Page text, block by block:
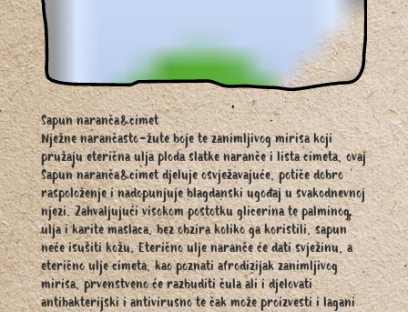
Sapun naranča&cimet
Nježne narančasto-žute boje te zanimljivog mirisa koji
pružaju eterična ulja ploda slatke naranče i lista cimeta, ovaj
Sapun naranča&cimet djeluje osvježavajuće, potiče dobro
raspoloženje i nadopunjuje blagdanski ugođaj u svakodnevnoj
njezi. Zahvaljujući visokom postotku glicerina te palminog
ulja i karite maslaca, bez obzira koliko ga koristili, sapun
neće isušiti kožu. Eterično ulje naranče će dati svježinu, a
eterično ulje cimeta, kao poznati afrodizijak zanimljivog
mirisa, prvenstveno će razbuditi čula ali i djelovati
antibakterijski i antivirusno te čak može proizvesti i lagani